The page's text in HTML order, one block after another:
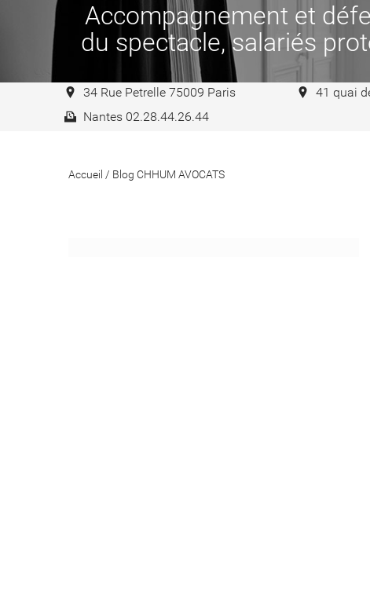
Accompagnement et
du spectacle, salariés
34 Rue Petrelle 75009 Paris 41 quai
Nantes 02.28.44.26.44
Accueil / Blog CHHUM AVOCATS